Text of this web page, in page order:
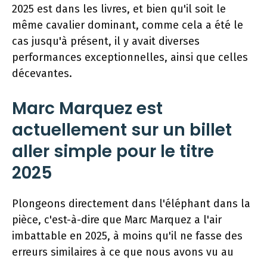
2025 est dans les livres, et bien qu'il soit le
même cavalier dominant, comme cela a été le
cas jusqu'à présent, il y avait diverses
performances exceptionnelles, ainsi que celles
décevantes.
Marc Marquez est
actuellement sur un billet
aller simple pour le titre
2025
Plongeons directement dans l'éléphant dans la
pièce, c'est-à-dire que Marc Marquez a l'air
imbattable en 2025, à moins qu'il ne fasse des
erreurs similaires à ce que nous avons vu au